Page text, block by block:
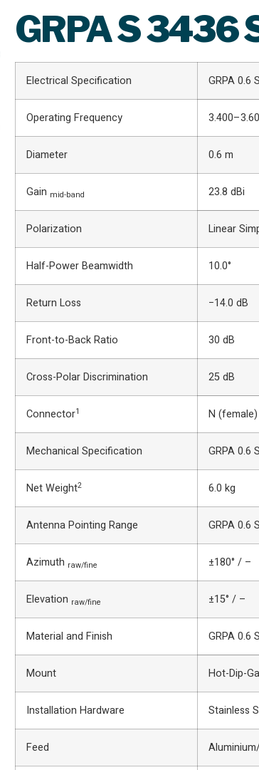
GRPAS 3436
Electrical Specification GRPA 0.6
Operating Frequency
Diameter 0.6 m
Gain mid-band 23.8 dBi
Polarization Linear
Half-Power Beamwidth 10.0°
Return Loss −14.0 dB
Front-to-Back Ratio 30 dB
Cross-Polar Discrimination 25 dB
Connector1 N
Mechanical Specification GRPA 0.6
Net Weight2 6.0 kg
Antenna Pointing Range GRPA 0.6
Azimuth raw/fine ±180° / –
Elevation raw/fine ±15° / –
Material and Finish GRPA 0.6
Mount Hot-Dip-
Installation Hardware Stainless
Feed